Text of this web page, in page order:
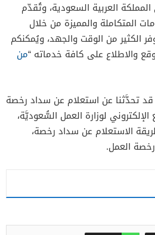
العربية السعودية، وتُقدّم
المتكاملة والمميزة من خلال
الكثير من الوقت والجهد، ويُمكنكم
والاطلاع على كافة خدماته “من
تحدَّثنا عن استعلام عن سداد رخصة
لوزارة العمل السُّعوديَّة،
الاستعلام عن سداد رخصة،
العمل.